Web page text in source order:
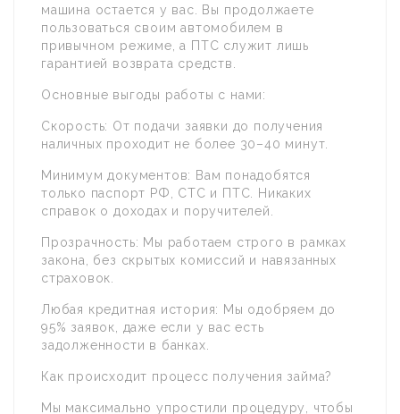
машина остается у вас. Вы продолжаете
пользоваться своим автомобилем в
привычном режиме, а ПТС служит лишь
гарантией возврата средств.
Основные выгоды работы с нами:
Скорость: От подачи заявки до получения
наличных проходит не более 30–40 минут.
Минимум документов: Вам понадобятся
только паспорт РФ, СТС и ПТС. Никаких
справок о доходах и поручителей.
Прозрачность: Мы работаем строго в рамках
закона, без скрытых комиссий и навязанных
страховок.
Любая кредитная история: Мы одобряем до
95% заявок, даже если у вас есть
задолженности в банках.
Как происходит процесс получения займа?
Мы максимально упростили процедуру, чтобы